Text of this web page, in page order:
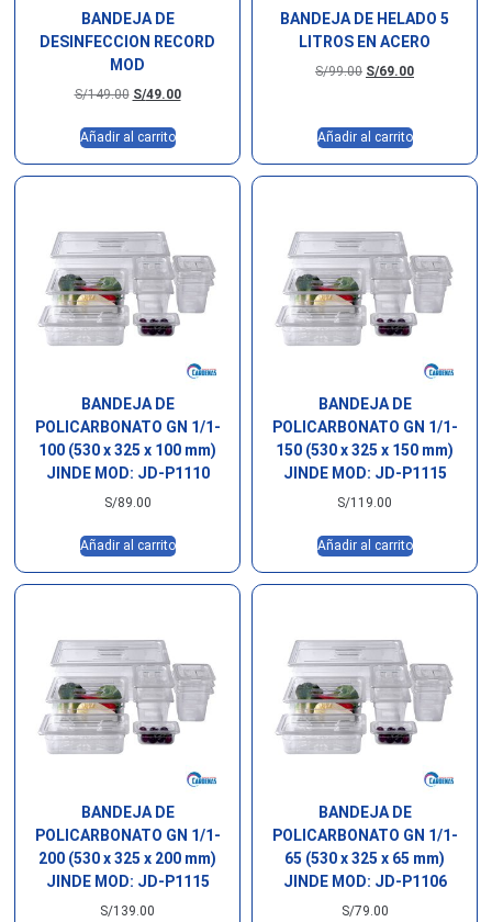
BANDEJA DE
DESINFECCION RECORD
MOD
S/149.00 S/49.00
Añadir al carrito
BANDEJA DE HELADO 5
LITROS EN ACERO
S/99.00 S/69.00
Añadir al carrito
BANDEJA DE
POLICARBONATO GN 1/1-
100 (530 x 325 x 100 mm)
JINDE MOD: JD-P1110
S/89.00
Añadir al carrito
BANDEJA DE
POLICARBONATO GN 1/1-
150 (530 x 325 x 150 mm)
JINDE MOD: JD-P1115
S/119.00
Añadir al carrito
BANDEJA DE
POLICARBONATO GN 1/1-
200 (530 x 325 x 200 mm)
JINDE MOD: JD-P1115
S/139.00
BANDEJA DE
POLICARBONATO GN 1/1-
65 (530 x 325 x 65 mm)
JINDE MOD: JD-P1106
S/79.00